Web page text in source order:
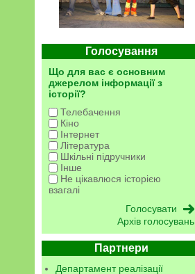
Голосування
Що для вас є основним
джерелом інформації з
історії?
Телебачення
Кіно
Інтернет
Література
Шкільні підручники
Інше
Не цікавлюся історією
взагалі
Архів голосувань
Партнери
Департамент реалізації